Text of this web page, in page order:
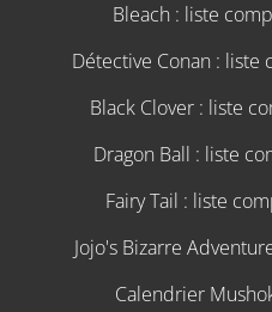
Bleach : liste
Détective Conan :
Black Clover : liste
Dragon Ball : liste
Fairy Tail : liste
Jojo's Bizarre
Calendrier